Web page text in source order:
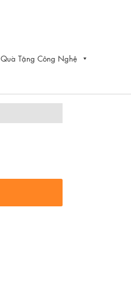
Quà Tặng Công Nghệ